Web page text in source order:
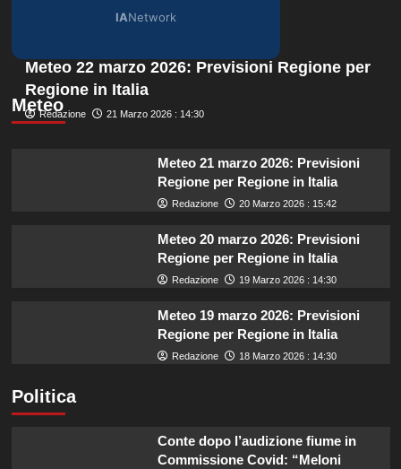
IANetwork
Meteo
Meteo 22 marzo 2026: Previsioni Regione per
Regione in Italia
Redazione 21 Marzo 2026 : 14:30
Meteo 21 marzo 2026: Previsioni
Regione per Regione in Italia
Redazione 20 Marzo 2026 : 15:42
Meteo 20 marzo 2026: Previsioni
Regione per Regione in Italia
Redazione 19 Marzo 2026 : 14:30
Meteo 19 marzo 2026: Previsioni
Regione per Regione in Italia
Redazione 18 Marzo 2026 : 14:30
Politica
Conte dopo l’audizione fiume in
Commissione Covid: “Meloni